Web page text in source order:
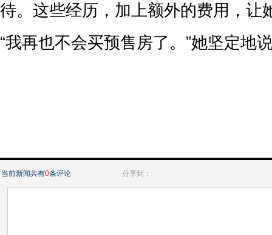
待。这些经历，加上额外的费用，让
“我再也不会买预售房了。”她坚定地
当前新闻共有0条评论 分享到：